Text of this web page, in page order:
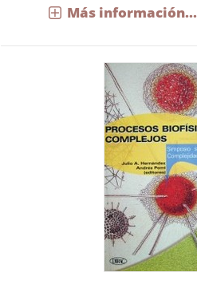
Más información...